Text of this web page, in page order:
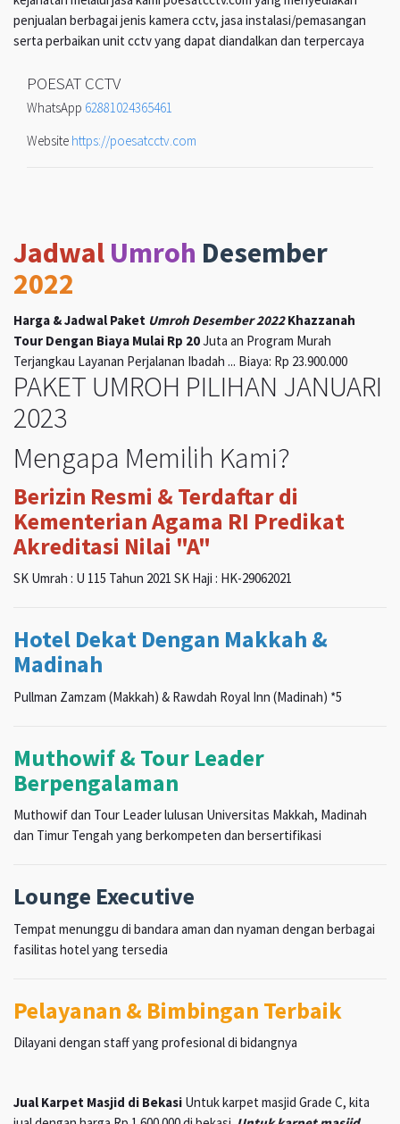
penjualan berbagai jenis kamera cctv, jasa instalasi/pemasangan
serta perbaikan unit cctv yang dapat diandalkan dan terpercaya
POESAT CCTV
WhatsApp 62881024365461
Website https://poesatcctv.com
Jadwal Umroh Desember
2022
Harga & Jadwal Paket Umroh Desember 2022Khazzanah
Tour Dengan Biaya Mulai Rp 20Juta an Program Murah
Terjangkau Layanan Perjalanan Ibadah ... Biaya: Rp 23.900.000
PAKET UMROH PILIHAN JANUARI
2023
Mengapa Memilih Kami?
Berizin Resmi & Terdaftar di
Kementerian Agama RI Predikat
Akreditasi Nilai "A"
SK Umrah : U 115 Tahun 2021 SK Haji : HK-29062021
Hotel Dekat Dengan Makkah &
Madinah
Pullman Zamzam (Makkah) & Rawdah Royal Inn (Madinah) *5
Muthowif & Tour Leader
Berpengalaman
Muthowif dan Tour Leader lulusan Universitas Makkah, Madinah
dan Timur Tengah yang berkompeten dan bersertifikasi
Lounge Executive
Tempat menunggu di bandara aman dan nyaman dengan berbagai
fasilitas hotel yang tersedia
Pelayanan & Bimbingan Terbaik
Dilayani dengan staff yang profesional di bidangnya
Jual Karpet Masjid di Bekasi Untuk karpet masjid Grade C, kita